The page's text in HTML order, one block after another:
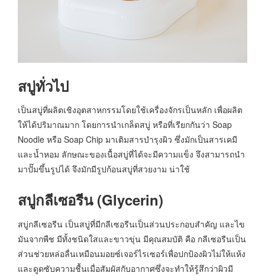
สบู่ทั่วไป
เป็นสบู่ที่ผลิตเชิงอุตสาหกรรมโดยใช้เครื่องจักรเป็นหลัก เพื่อผลิต
ให้ได้ปริมาณมาก โดยการนำเกล็ดสบู่ หรือที่เรียกกันว่า Soap
Noodle หรือ Soap Chip มาเติมสารบำรุงผิว ซึ่งมักเป็นสารเคมี
และน้ำหอม ลักษณะของเนื้อสบู่ที่ได้จะมีความแข็ง จึงสามารถนำ
มาปั๊มขึ้นรูปได้ จึงมักมีรูปก้อนสบู่ที่สวยงาม น่าใช้
สบู่กลีเซอรีน (Glycerin)
สบู่กลีเซอรีน เป็นสบู่ที่มีกลีเซอรีนเป็นส่วนประกอบสำคัญ และไข
มันจากพืช มีทั้งชนิดใสและขาวขุ่น มีคุณสมบัติ คือ กลีเซอรีนเป็น
ส่วนช่วยหล่อลื่นเหมือนมอยซ์เจอร์ไรเซอร์เพื่อปกป้องผิวไม่ให้แห้ง
และดูดซับความชื้นเมื่อสัมผัสกับอากาศซึ่งจะทำให้รู้สึกว่าผิวมี